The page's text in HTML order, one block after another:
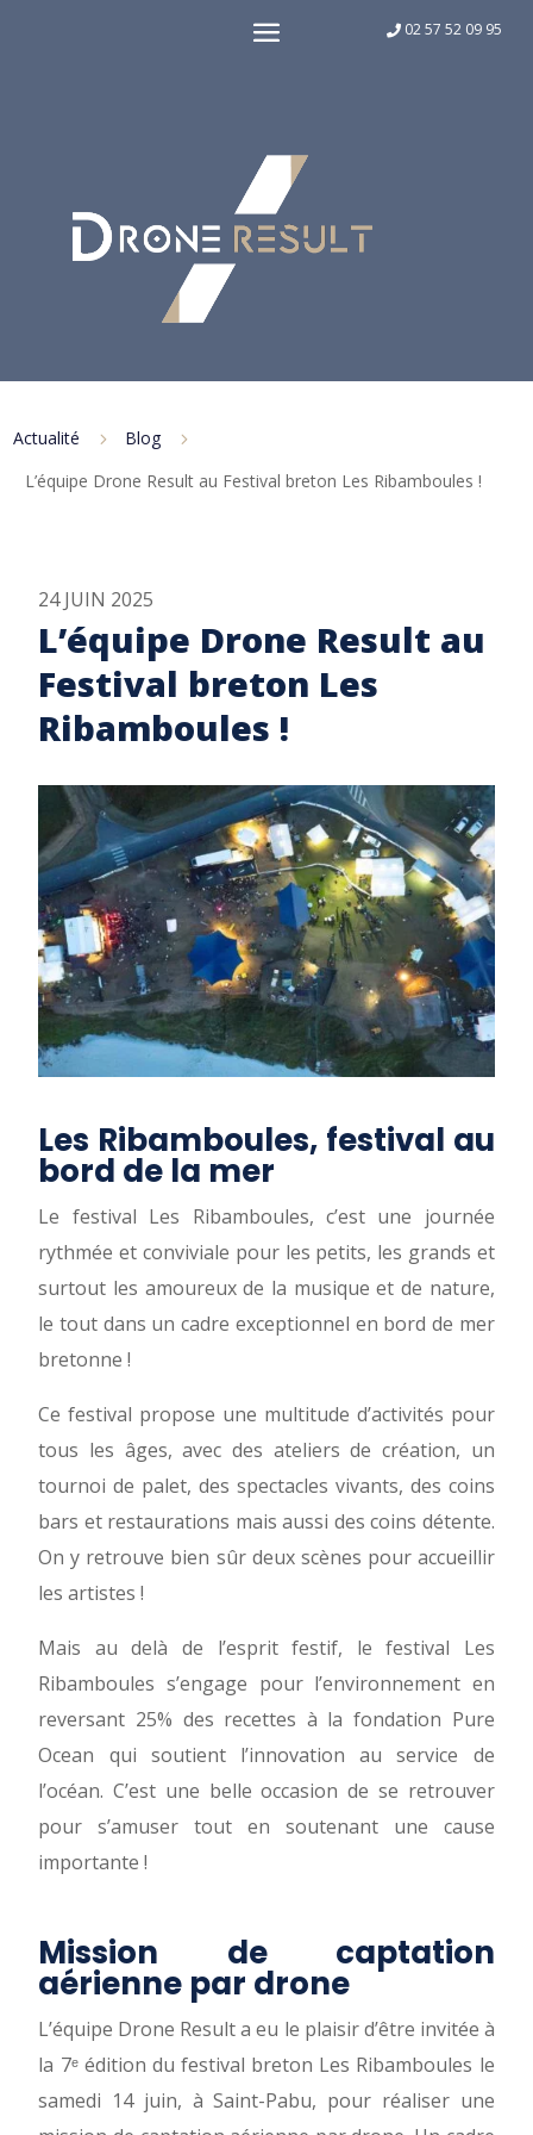
02 57 52 09 95
Actualité 5 Blog 5
L’équipe Drone Result au Festival breton Les Ribamboules !
24 JUIN 2025
L’équipe Drone Result au
Festival breton Les
Ribamboules !
Les Ribamboules, festival au
bord de la mer
Le festival Les Ribamboules, c’est une journée
rythmée et conviviale pour les petits, les grands et
surtout les amoureux de la musique et de nature,
le tout dans un cadre exceptionnel en bord de mer
bretonne !
Ce festival propose une multitude d’activités pour
tous les âges, avec des ateliers de création, un
tournoi de palet, des spectacles vivants, des coins
bars et restaurations mais aussi des coins détente.
On y retrouve bien sûr deux scènes pour accueillir
les artistes !
Mais au delà de l’esprit festif, le festival Les
Ribamboules s’engage pour l’environnement en
reversant 25% des recettes à la fondation Pure
Ocean qui soutient l’innovation au service de
l’océan. C’est une belle occasion de se retrouver
pour s’amuser tout en soutenant une cause
importante !
Mission de captation
aérienne par drone
L’équipe Drone Result a eu le plaisir d’être invitée à
la 7ᵉ édition du festival breton Les Ribamboules le
samedi 14 juin, à Saint-Pabu, pour réaliser une